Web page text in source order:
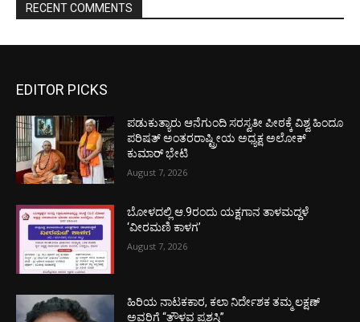
RECENT COMMENTS
EDITOR PICKS
ಪಡುಕುತ್ಯಾರು ಆನೆಗುಂದಿ ಸರಸ್ವತೀ ಪೀಠಕ್ಕೆ ವಿಶ್ವ ಹಿಂದೂ
ಪರಿಷತ್ ಅಂತರರಾಷ್ಟ್ರೀಯ ಅಧ್ಯಕ್ಷ ಅಲೋಕ್
ಕುಮಾರ್ ಭೇಟಿ
August 7, 2026
ಬೋಳದಲ್ಲಿ ಆ.9ರಂದು ಯಕ್ಷಗಾನ ತಾಳಮದ್ದಳೆ
‘ವೀರಮಣಿ ಕಾಳಗ’
August 7, 2026
ಹಿರಿಯ ನಾಟಕಕಾರ, ಕಲಾ ನಿರ್ದೇಶಕ ತಮ್ಮ ಲಕ್ಷಣ್
ಅವರಿಗೆ “ತೌಳವ ಪ್ರಶಸ್ತಿ”